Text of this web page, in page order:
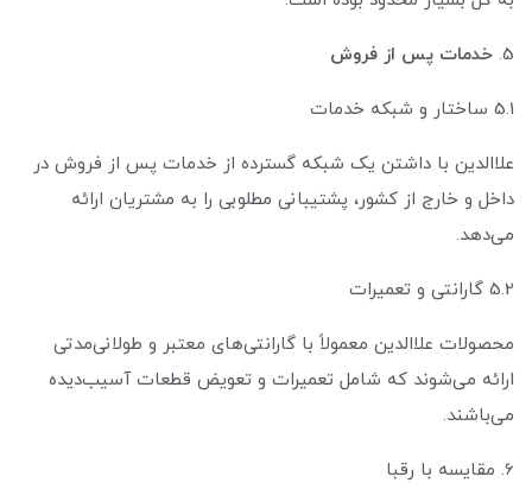
5. خدمات پس از فروش
5.1 ساختار و شبکه خدمات
علاالدین با داشتن یک شبکه گسترده از خدمات پس از فروش در
داخل و خارج از کشور، پشتیبانی مطلوبی را به مشتریان ارائه
می‌دهد.
5.2 گارانتی و تعمیرات
محصولات علاالدین معمولاً با گارانتی‌های معتبر و طولانی‌مدتی
ارائه می‌شوند که شامل تعمیرات و تعویض قطعات آسیب‌دیده
می‌باشند.
6. مقایسه با رقبا